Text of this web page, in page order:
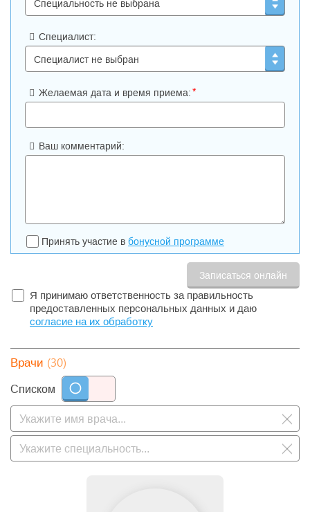
Специалист:
Желаемая дата и время приема:*
Ваш комментарий:
Принять участие в бонусной программе
Я принимаю ответственность за правильность
предоставленных персональных данных и даю
согласие на их обработку
Врачи (30)
Списком